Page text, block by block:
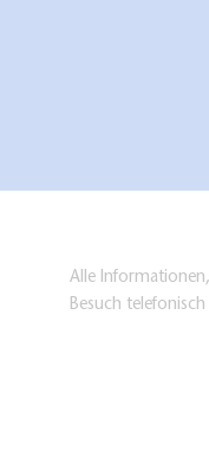
Alle
Besuch